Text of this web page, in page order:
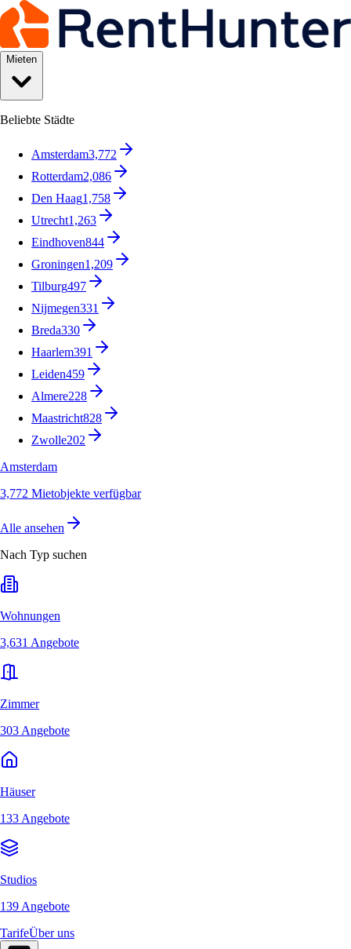
Mieten
Beliebte Städte
Amsterdam3,772
Rotterdam2,086
Den Haag1,758
Utrecht1,263
Eindhoven844
Groningen1,209
Tilburg497
Nijmegen331
Breda330
Haarlem391
Leiden459
Almere228
Maastricht828
Zwolle202
Amsterdam
3,772 Mietobjekte verfügbar
Alle ansehen
Nach Typ suchen
Wohnungen
3,631 Angebote
Zimmer
303 Angebote
Häuser
133 Angebote
Studios
139 Angebote
TarifeÜber uns